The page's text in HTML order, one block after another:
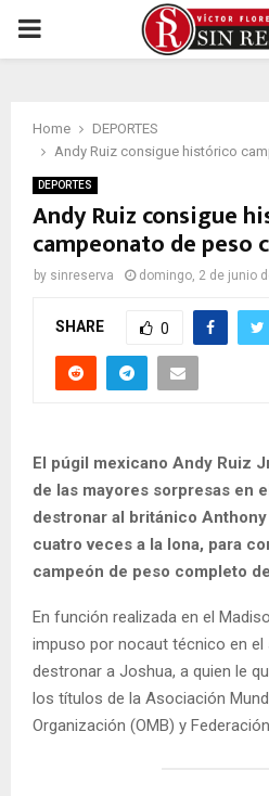
PRIMARY
Home
DEPORTES
Andy Ruiz consigue histórico
DEPORTES
Andy Ruiz consigue
campeonato de peso
by sinreserva domingo, 2 de junio
SHARE 0
El púgil mexicano Andy Ruiz
de las mayores sorpresas en
destronar al británico
cuatro veces a la lona, para
campeón de peso completo
En función realizada en el
impuso por nocaut técnico en el
destronar a Joshua, a quien le
los títulos de la Asociación
Organización (OMB) y